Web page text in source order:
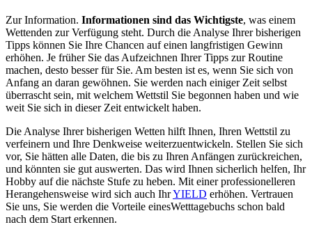
Zur Information. Informationen sind das Wichtigste, was einem
Wettenden zur Verfügung steht. Durch die Analyse Ihrer bisherigen
Tipps können Sie Ihre Chancen auf einen langfristigen Gewinn
erhöhen. Je früher Sie das Aufzeichnen Ihrer Tipps zur Routine
machen, desto besser für Sie. Am besten ist es, wenn Sie sich von
Anfang an daran gewöhnen. Sie werden nach einiger Zeit selbst
überrascht sein, mit welchem Wettstil Sie begonnen haben und wie
weit Sie sich in dieser Zeit entwickelt haben.
Die Analyse Ihrer bisherigen Wetten hilft Ihnen, Ihren Wettstil zu
verfeinern und Ihre Denkweise weiterzuentwickeln. Stellen Sie sich
vor, Sie hätten alle Daten, die bis zu Ihren Anfängen zurückreichen,
und könnten sie gut auswerten. Das wird Ihnen sicherlich helfen, Ihr
Hobby auf die nächste Stufe zu heben. Mit einer professionelleren
Herangehensweise wird sich auch IhrYIELD erhöhen. Vertrauen
Sie uns, Sie werden die Vorteile einesWetttagebuchs schon bald
nach dem Start erkennen.